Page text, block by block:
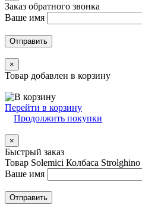
Заказ обратного звонка
Ваше имя
Отправить
×
Товар добавлен в корзину
Перейти в корзину
Продолжить покупки
×
Быстрый заказ
Товар Solemici Колбаса
Ваше имя
Отправить